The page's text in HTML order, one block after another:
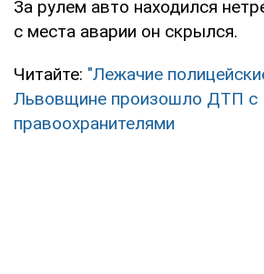
За рулем авто находился
с места аварии он скрылся.
Читайте: "Лежачие
Львовщине произошло ДТП с
правоохранителями